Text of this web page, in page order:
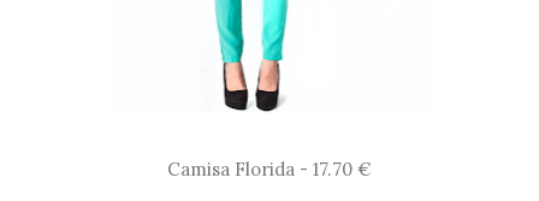
Camisa Florida - 17.70 €